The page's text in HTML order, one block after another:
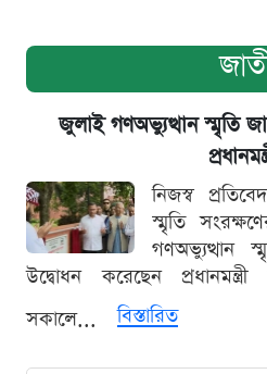
জুলাই গণঅভ্যুত্থান স্মৃতি
নিজস্ব
স্মৃতি
গণঅভ্যুত্থান
উদ্বোধন করেছেন
সকালে...
বিস্তারিত